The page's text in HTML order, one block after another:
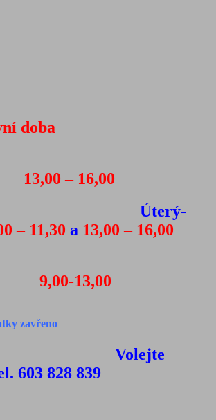
doba
13,00 – 16,00
Úterý-
– 11,30 a 13,00 – 16,00
9,00-13,00
zavřeno
603 828 839